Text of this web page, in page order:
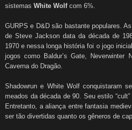
sistemas White Wolfcom 6%.
GURPS e D&D são bastante populares.
de Steve Jackson data da década de
1970 e nessa longa história foi o jogo
jogos como Baldur’s Gate, Neverwinter
Caverna do Dragão.
Shadowrun e White Wolf conquistaram
meados da década de 90. Seu estilo
Entretanto, a aliança entre fantasia
ser tão divertidas quanto os gêneros de